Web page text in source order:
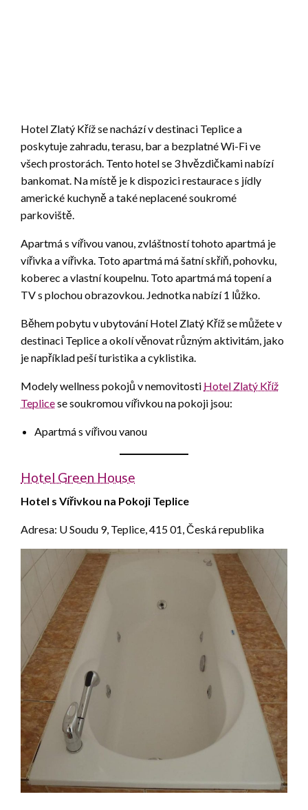
Hotel Zlatý Kříž se nachází v destinaci Teplice a
poskytuje zahradu, terasu, bar a bezplatné Wi-Fi ve
všech prostorách. Tento hotel se 3 hvězdičkami nabízí
bankomat. Na místě je k dispozici restaurace s jídly
americké kuchyně a také neplacené soukromé
parkoviště.
Apartmá s vířivou vanou, zvláštností tohoto apartmá je
vířivka a vířivka. Toto apartmá má šatní skříň, pohovku,
koberec a vlastní koupelnu. Toto apartmá má topení a
TV s plochou obrazovkou. Jednotka nabízí 1 lůžko.
Během pobytu v ubytování Hotel Zlatý Kříž se můžete v
destinaci Teplice a okolí věnovat různým aktivitám, jako
je například peší turistika a cyklistika.
Modely wellness pokojů v nemovitosti Hotel Zlatý Kříž
Teplicese soukromou vířivkou na pokoji jsou:
Apartmá s vířivou vanou
Hotel Green House
Hotel s Vířivkou na Pokoji Teplice
Adresa: U Soudu 9, Teplice, 415 01, Česká republika